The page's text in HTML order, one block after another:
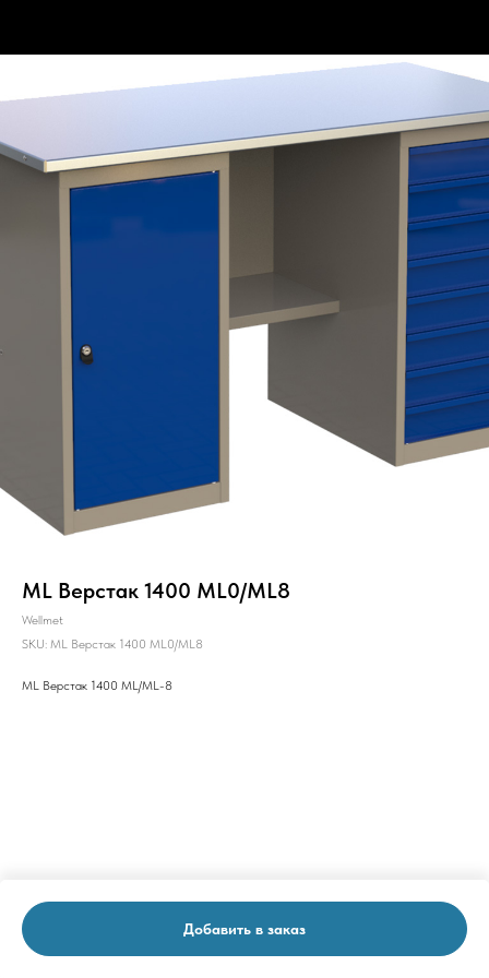
ML Верстак 1400 ML0/ML8
Wellmet
SKU: ML Верстак 1400 ML0/ML8
Добавить в заказ
ML Верстак 1400 ML/ML-8